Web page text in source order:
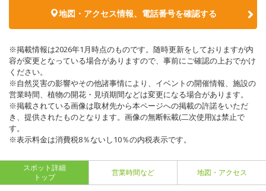
地図・アクセス情報、電話番号を確認する
※掲載情報は2026年1月時点のものです。随時更新をしておりますが内
容が変更となっている場合がありますので、事前にご確認の上おでかけ
ください。
※自然災害の影響やその他諸事情により、イベントの開催情報、施設の
営業時間、植物の開花・見頃期間などは変更になる場合があります。
※掲載されている画像は取材先から本ページへの掲載の許諾をいただ
き、提供されたものとなります。画像の無断転載(二次使用)は禁止で
す。
※表示料金は消費税8％ないし10％の内税表示です。
スポット詳細
トップ
営業時間など 地図・アクセス